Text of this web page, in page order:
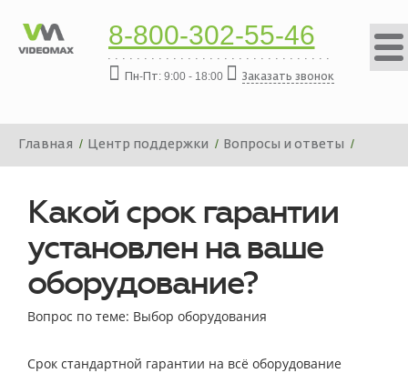
8-800-302-55-46
Пн-Пт: 9:00 - 18:00 Заказать звонок
Главная Центр поддержки
Вопросы и ответы
Какой срок гарантии
установлен на ваше
оборудование?
Вопрос по теме: Выбор оборудования
Срок стандартной гарантии на всё оборудование